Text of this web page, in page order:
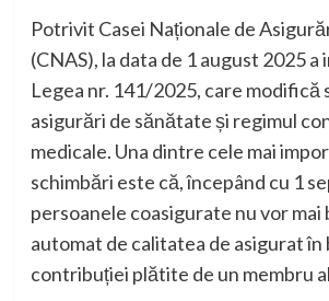
Potrivit Casei Naționale de
(CNAS), la data de 1 august 2025
Legea nr. 141/2025, care modifică
asigurări de sănătate și regimul
medicale. Una dintre cele mai
schimbări este că, începând cu 1
persoanele coasigurate nu vor mai
automat de calitatea de asigurat în
contribuției plătite de un membru